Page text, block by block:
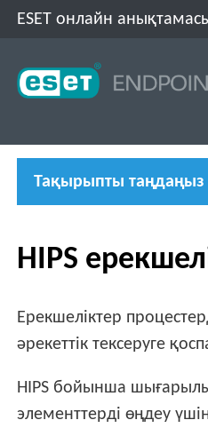
ESET онлайн
Тақырыпты таңдаңыз
HIPS
Ерекшеліктер
әрекеттік тексеруге
HIPS бойынша
элементтерді өңдеу